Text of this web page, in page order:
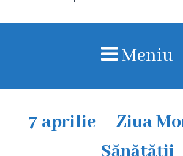
Meniu
7 aprilie – Ziua